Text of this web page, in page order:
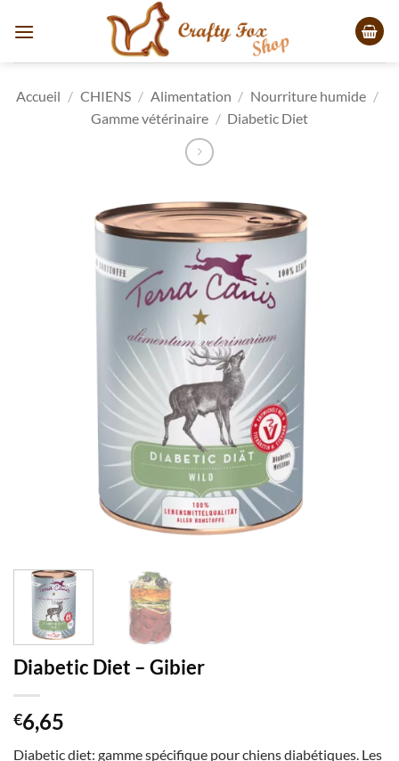
Accueil / CHIENS / Alimentation / Nourriture humide /
Gamme vétérinaire / Diabetic Diet
Diabetic Diet – Gibier
€6,65
Diabetic diet: gamme spécifique pour chiens diabétiques. Les